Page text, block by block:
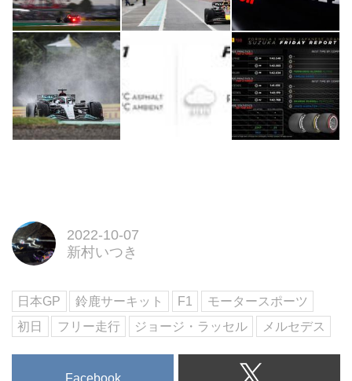
2022-10-07
新村いつき
日本GP 鈴鹿サーキット F1
モータースポーツ
初日
フリー走行 ジョージ・ラッセル メルセデス
Facebook